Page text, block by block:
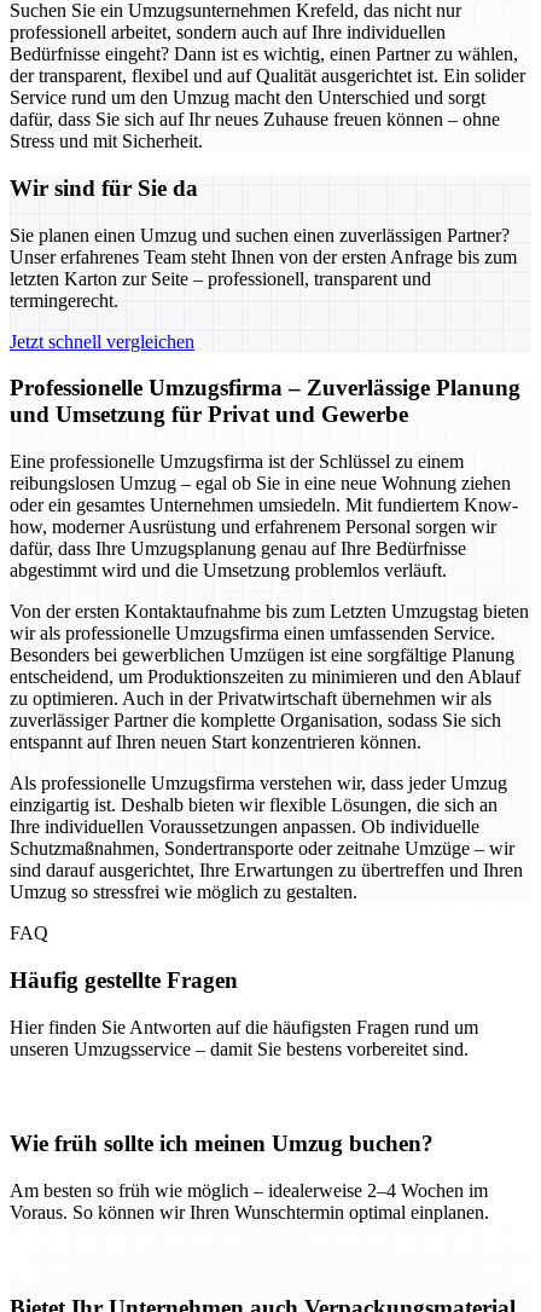
Suchen Sie ein Umzugsunternehmen Krefeld, das nicht nur
professionell arbeitet, sondern auch auf Ihre individuellen
Bedürfnisse eingeht? Dann ist es wichtig, einen Partner zu wählen,
der transparent, flexibel und auf Qualität ausgerichtet ist. Ein solider
Service rund um den Umzug macht den Unterschied und sorgt
dafür, dass Sie sich auf Ihr neues Zuhause freuen können – ohne
Stress und mit Sicherheit.
Wir sind für Sie da
Sie planen einen Umzug und suchen einen zuverlässigen Partner?
Unser erfahrenes Team steht Ihnen von der ersten Anfrage bis zum
letzten Karton zur Seite – professionell, transparent und
termingerecht.
Jetzt schnell vergleichen
Professionelle Umzugsfirma – Zuverlässige Planung
und Umsetzung für Privat und Gewerbe
Eine professionelle Umzugsfirma ist der Schlüssel zu einem
reibungslosen Umzug – egal ob Sie in eine neue Wohnung ziehen
oder ein gesamtes Unternehmen umsiedeln. Mit fundiertem Know-
how, moderner Ausrüstung und erfahrenem Personal sorgen wir
dafür, dass Ihre Umzugsplanung genau auf Ihre Bedürfnisse
abgestimmt wird und die Umsetzung problemlos verläuft.
Von der ersten Kontaktaufnahme bis zum Letzten Umzugstag bieten
wir als professionelle Umzugsfirma einen umfassenden Service.
Besonders bei gewerblichen Umzügen ist eine sorgfältige Planung
entscheidend, um Produktionszeiten zu minimieren und den Ablauf
zu optimieren. Auch in der Privatwirtschaft übernehmen wir als
zuverlässiger Partner die komplette Organisation, sodass Sie sich
entspannt auf Ihren neuen Start konzentrieren können.
Als professionelle Umzugsfirma verstehen wir, dass jeder Umzug
einzigartig ist. Deshalb bieten wir flexible Lösungen, die sich an
Ihre individuellen Voraussetzungen anpassen. Ob individuelle
Schutzmaßnahmen, Sondertransporte oder zeitnahe Umzüge – wir
sind darauf ausgerichtet, Ihre Erwartungen zu übertreffen und Ihren
Umzug so stressfrei wie möglich zu gestalten.
FAQ
Häufig gestellte Fragen
Hier finden Sie Antworten auf die häufigsten Fragen rund um
unseren Umzugsservice – damit Sie bestens vorbereitet sind.
Wie früh sollte ich meinen Umzug buchen?
Am besten so früh wie möglich – idealerweise 2–4 Wochen im
Voraus. So können wir Ihren Wunschtermin optimal einplanen.